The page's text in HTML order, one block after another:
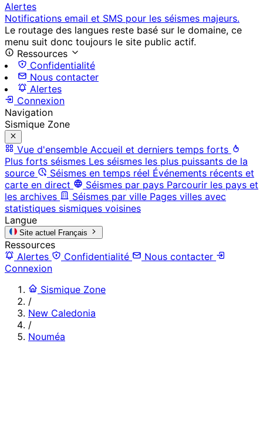
Alertes
Notifications email et SMS pour les séismes majeurs.
Le routage des langues reste basé sur le domaine, ce
menu suit donc toujours le site public actif.
Ressources
Confidentialité
Nous contacter
Alertes
Connexion
Navigation
Sismique Zone
Vue d'ensemble Accueil et derniers temps forts
Plus forts séismes Les séismes les plus puissants de la
source
Séismes en temps réel Événements récents et
carte en direct
Séismes par pays Parcourir les pays et
les archives
Séismes par ville Pages villes avec
statistiques sismiques voisines
Langue
Site actuel Français
Ressources
Alertes
Confidentialité
Nous contacter
Connexion
Sismique Zone
/
New Caledonia
/
Nouméa